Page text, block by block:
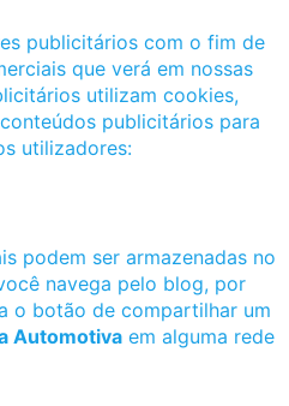
publicitários com o fim de
que verá em nossas
utilizam cookies,
publicitários para
utilizadores:
podem ser armazenadas no
navega pelo blog, por
o botão de compartilhar um
Automotiva em alguma rede